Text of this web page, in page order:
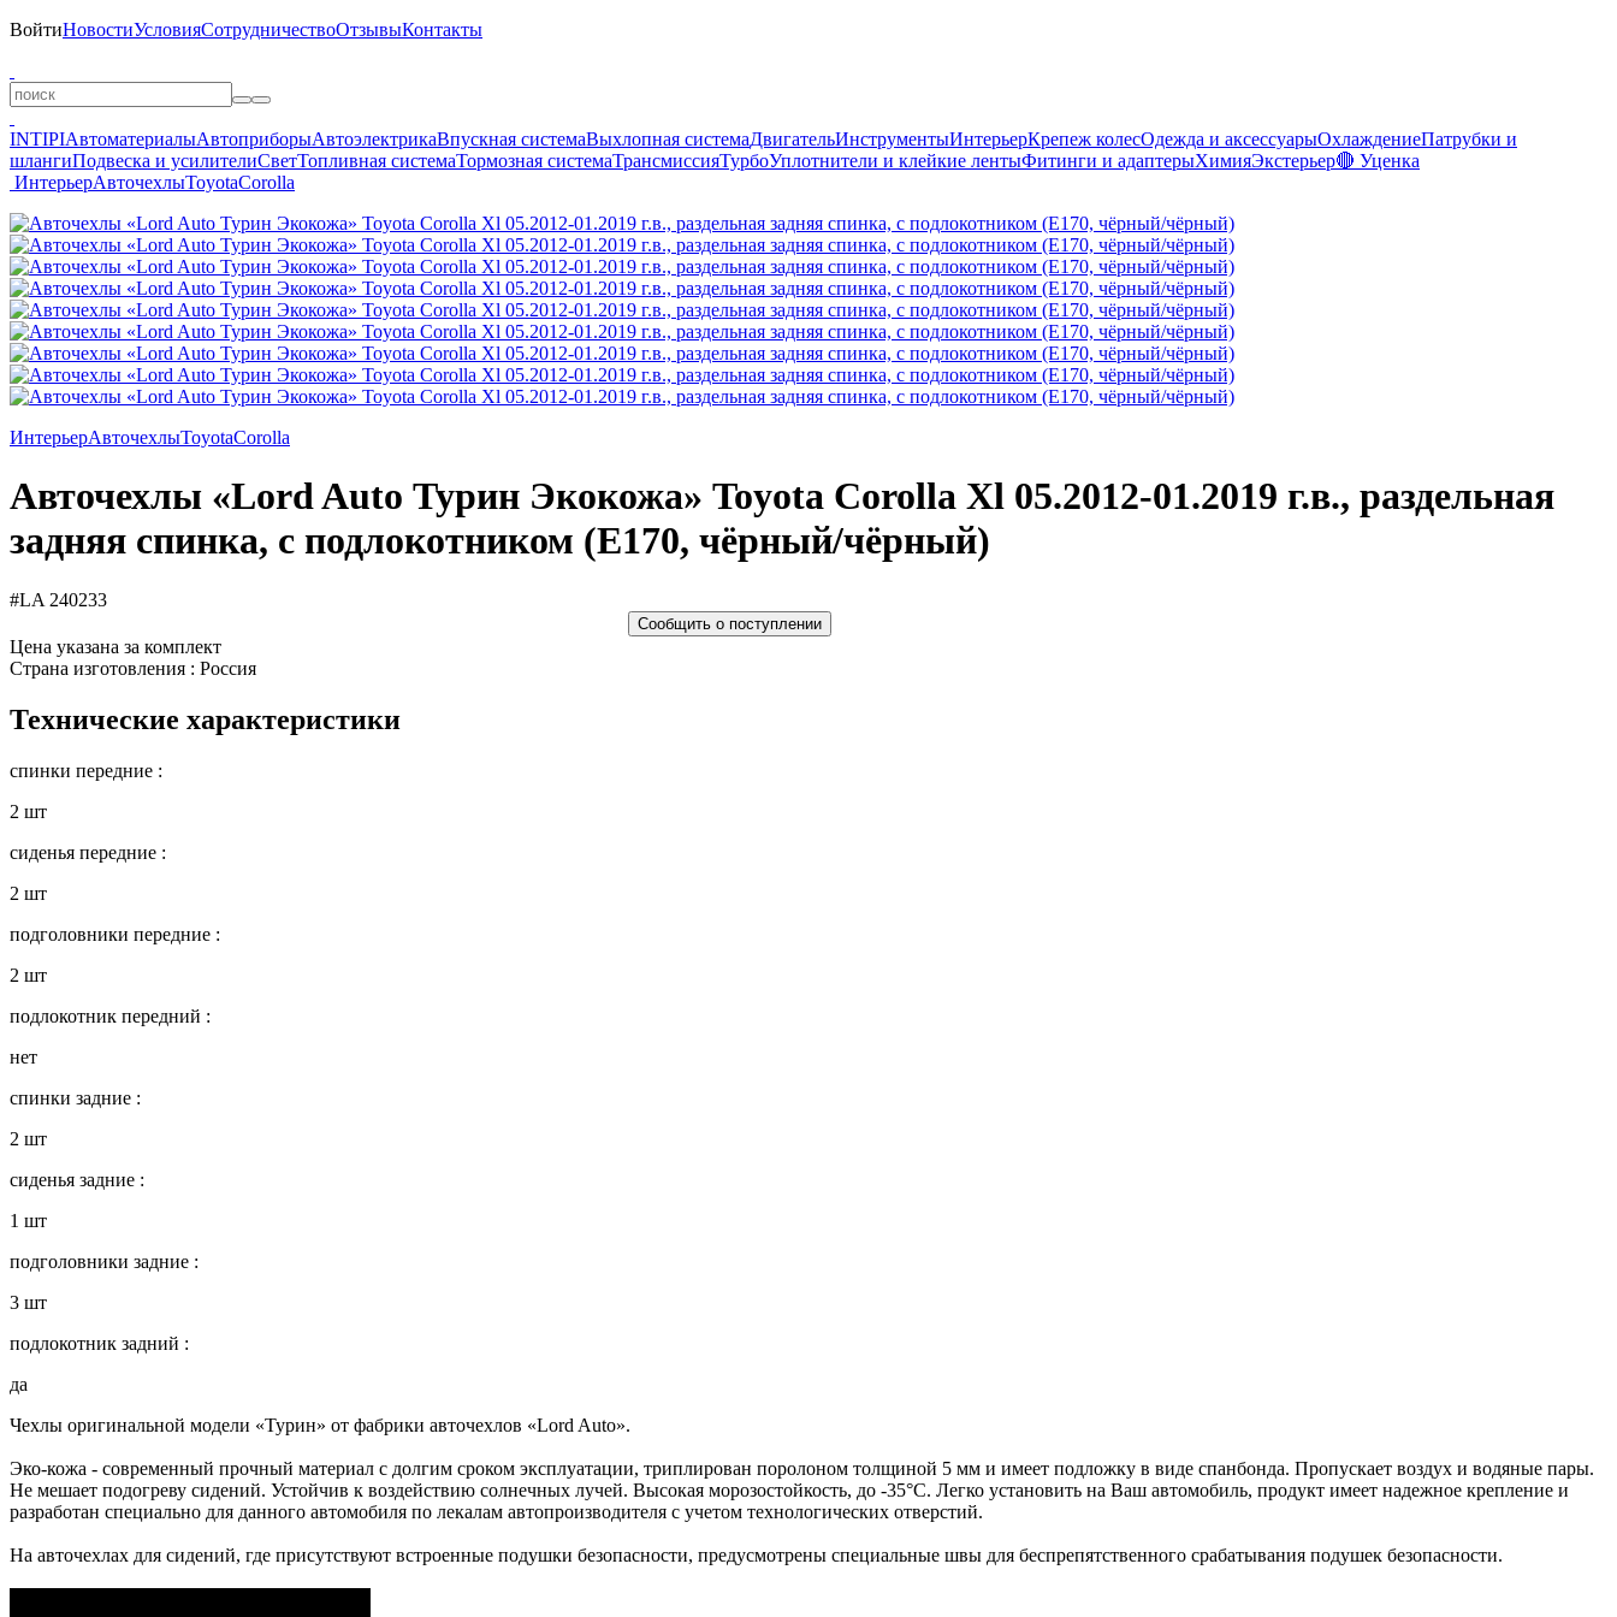
ВойтиНовостиУсловияСотрудничествоОтзывыКонтакты
INTIPIАвтоматериалыАвтоприборыАвтоэлектрикаВпускная системаВыхлопная системаДвигательИнструментыИнтерьерКрепеж колесОдежда и аксессуарыОхлаждениеПатрубки и
шлангиПодвеска и усилителиСветТопливная системаТормозная системаТрансмиссияТурбоУплотнители и клейкие лентыФитинги и адаптерыХимияЭкстерьер🔴 Уценка
ИнтерьерАвточехлыToyotaCorolla
ИнтерьерАвточехлыToyotaCorolla
Авточехлы «Lord Auto Турин Экокожа» Toyota Corolla Xl 05.2012-01.2019 г.в., раздельная
задняя спинка, с подлокотником (E170, чёрный/чёрный)
#LA 240233
Сообщить о поступлении
Цена указана за комплект
Страна изготовления : Россия
Технические характеристики
спинки передние :
2 шт
сиденья передние :
2 шт
подголовники передние :
2 шт
подлокотник передний :
нет
спинки задние :
2 шт
сиденья задние :
1 шт
подголовники задние :
3 шт
подлокотник задний :
да
Чехлы оригинальной модели «Турин» от фабрики авточехлов «Lord Auto».
Эко-кожа - современный прочный материал с долгим сроком эксплуатации, триплирован поролоном толщиной 5 мм и имеет подложку в виде спанбонда. Пропускает воздух и водяные пары.
Не мешает подогреву сидений. Устойчив к воздействию солнечных лучей. Высокая морозостойкость, до -35°C. Легко установить на Ваш автомобиль, продукт имеет надежное крепление и
разработан специально для данного автомобиля по лекалам автопроизводителя с учетом технологических отверстий.
На авточехлах для сидений, где присутствуют встроенные подушки безопасности, предусмотрены специальные швы для беспрепятственного срабатывания подушек безопасности.